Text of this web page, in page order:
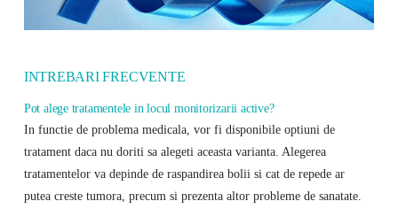
INTREBARI FRECVENTE
Pot alege tratamentele in locul monitorizarii active?
In functie de problema medicala, vor fi disponibile optiuni de
tratament daca nu doriti sa alegeti aceasta varianta. Alegerea
tratamentelor va depinde de raspandirea bolii si cat de repede ar
putea creste tumora, precum si prezenta altor probleme de sanatate.